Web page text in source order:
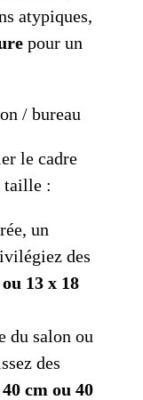
atypiques,
pour un
/ bureau
le cadre
taille :
un
des
13 x 18
du salon ou
des
cm ou 40